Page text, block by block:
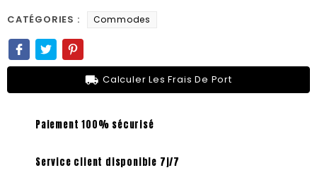
CATÉGORIES : Commodes
local_shipping Calculer Les Frais De Port
Paiement 100% sécurisé
Service client disponible 7j/7